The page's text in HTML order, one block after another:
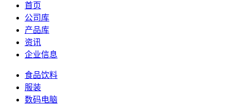
首页
公司库
产品库
资讯
企业信息
食品饮料
服装
数码电脑